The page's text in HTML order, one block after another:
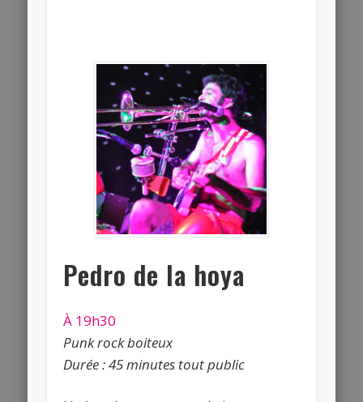
Pedro de la hoya
À 19h30
Punk rock boiteux
Durée : 45 minutes tout public